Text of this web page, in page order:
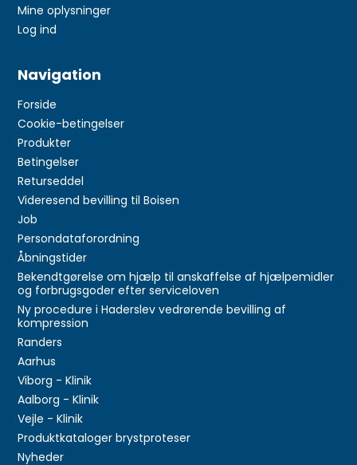
Mine oplysninger
Log ind
Navigation
Forside
Cookie-betingelser
Produkter
Betingelser
Returseddel
Videresend bevilling til Boisen
Job
Persondataforordning
Åbningstider
Bekendtgørelse om hjælp til anskaffelse af hjælpemidler
og forbrugsgoder efter serviceloven
Ny procedure i Haderslev vedrørende bevilling af
kompression
Randers
Aarhus
Viborg - Klinik
Aalborg - Klinik
Vejle - Klinik
Produktkataloger brystproteser
Nyheder